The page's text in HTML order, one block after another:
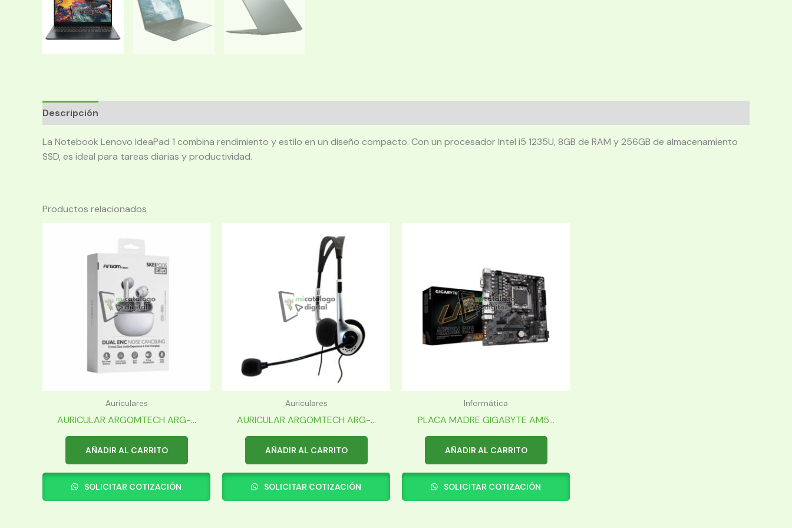
Descripción
La Notebook Lenovo IdeaPad 1 combina rendimiento y estilo en un diseño compacto. Con un procesador Intel i5 1235U, 8GB de RAM y 256GB de almacenamiento
SSD, es ideal para tareas diarias y productividad.
Productos relacionados
Auriculares
AURICULAR ARGOMTECH ARG-...
AÑADIR AL CARRITO
SOLICITAR COTIZACIÓN
Auriculares
AURICULAR ARGOMTECH ARG-...
AÑADIR AL CARRITO
SOLICITAR COTIZACIÓN
Informática
PLACA MADRE GIGABYTE AM5...
AÑADIR AL CARRITO
SOLICITAR COTIZACIÓN